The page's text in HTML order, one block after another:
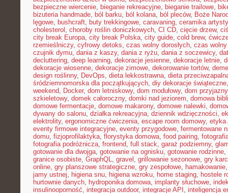
bezpieczne wiercenie, bieganie rekreacyjne, bieganie trailowe,
bizuteria handmade, ból barku, ból kolana, ból pleców, Boże
lęgowe, bushcraft, buty trekkingowe, caravaning, ceramika
cholesterol , choroby roślin doniczkowych, CI CD, cięcie drzew,
city break Europa, city break Polska, city guide, cold brew,
rzemieślniczy, cyfrowy detoks, czas wolny dorosłych, czas
czujnik dymu, dania z kaszy, dania z ryżu, dania z soczewicy,
decluttering, deep learning, dekoracje jesienne, dekoracje letnie,
dekoracje wiosenne, dekoracje zimowe, dekorowanie tortów,
design roślinny, DevOps, dieta lekkostrawna, dieta
śródziemnomorska dla początkujących, diy dekoracje świąteczne
weekend, Docker, dom letniskowy, dom modułowy, dom
szkieletowy, domek całoroczny, domki nad jeziorem, domowa
domowe fermentacje, domowe makarony, domowe nalewki,
dywany do salonu, działka rekreacyjna, dziennik wdzięczności,
elektrolity, ergonomiczne ćwiczenia, escape room domowy, etyka
eventy firmowe integracyjne, eventy przygodowe, fermentowane
domu, fizjoprofilaktyka, florystyka domowa, food pairing,
fotografia podróżnicza, frontend, full stack, garaż podziemny,
gotowanie dla dwojga, gotowanie na ognisku, gotowanie rodzinne,
granice osobiste, GraphQL, gravel , grillowanie sezonowe, gry
online, gry planszowe strategiczne, gry zespołowe, hamakowanie
jamy ustnej, higiena snu, higiena wzroku, home staging, hostele
hurtownie danych, hydroponika domowa, implanty słuchowe,
insulinooporność, integracja outdoor, integracje API , inteligencja